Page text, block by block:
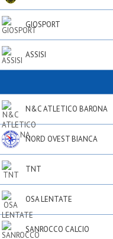
GIOSPORT
ASSISI
N&C ATLETICO BARONA
NORD OVEST BIANCA
TNT
OSA LENTATE
SANROCCO CALCIO